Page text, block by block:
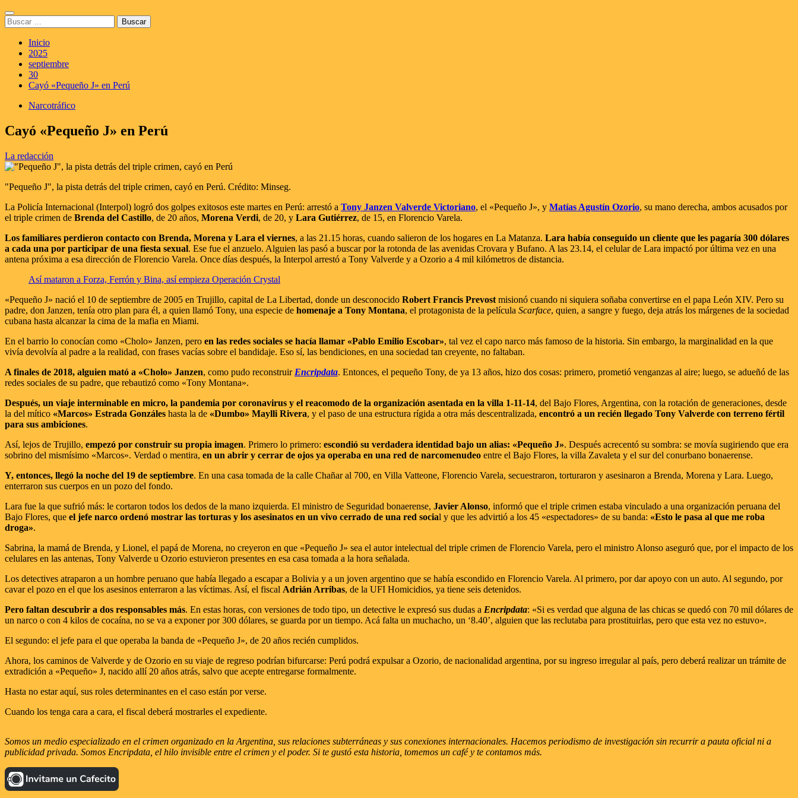
Saltar
al
contenido
Menú
principal
Buscar:
Inicio
2025
septiembre
30
Cayó «Pequeño J» en Perú
Narcotráfico
Cayó «Pequeño J» en Perú
La redacción
"Pequeño J", la pista detrás del triple crimen, cayó en Perú. Crédito: Minseg.
La Policía Internacional (Interpol) logró dos golpes exitosos este martes en Perú: arrestó a Tony Janzen Valverde Victoriano, el «Pequeño J», y Matías Agustín Ozorio, su mano derecha, ambos acusados por
el triple crimen de Brenda del Castillo, de 20 años, Morena Verdi, de 20, y Lara Gutiérrez, de 15, en Florencio Varela.
Los familiares perdieron contacto con Brenda, Morena y Lara el viernes, a las 21.15 horas, cuando salieron de los hogares en La Matanza. Lara había conseguido un cliente que les pagaría 300 dólares
a cada una por participar de una fiesta sexual. Ese fue el anzuelo. Alguien las pasó a buscar por la rotonda de las avenidas Crovara y Bufano. A las 23.14, el celular de Lara impactó por última vez en una
antena próxima a esa dirección de Florencio Varela. Once días después, la Interpol arrestó a Tony Valverde y a Ozorio a 4 mil kilómetros de distancia.
Así mataron a Forza, Ferrón y Bina, así empieza Operación Crystal
«Pequeño J» nació el 10 de septiembre de 2005 en Trujillo, capital de La Libertad, donde un desconocido Robert Francis Prevost misionó cuando ni siquiera soñaba convertirse en el papa León XIV. Pero su
padre, don Janzen, tenía otro plan para él, a quien llamó Tony, una especie de homenaje a Tony Montana, el protagonista de la película Scarface, quien, a sangre y fuego, deja atrás los márgenes de la sociedad
cubana hasta alcanzar la cima de la mafia en Miami.
En el barrio lo conocían como «Cholo» Janzen, pero en las redes sociales se hacía llamar «Pablo Emilio Escobar», tal vez el capo narco más famoso de la historia. Sin embargo, la marginalidad en la que
vivía devolvía al padre a la realidad, con frases vacías sobre el bandidaje. Eso sí, las bendiciones, en una sociedad tan creyente, no faltaban.
A finales de 2018, alguien mató a «Cholo» Janzen, como pudo reconstruir Encripdata. Entonces, el pequeño Tony, de ya 13 años, hizo dos cosas: primero, prometió venganzas al aire; luego, se adueñó de las
redes sociales de su padre, que rebautizó como «Tony Montana».
Después, un viaje interminable en micro, la pandemia por coronavirus y el reacomodo de la organización asentada en la villa 1-11-14, del Bajo Flores, Argentina, con la rotación de generaciones, desde
la del mítico «Marcos» Estrada Gonzáles hasta la de «Dumbo» Maylli Rivera, y el paso de una estructura rígida a otra más descentralizada, encontró a un recién llegado Tony Valverde con terreno fértil
para sus ambiciones.
Así, lejos de Trujillo, empezó por construir su propia imagen. Primero lo primero: escondió su verdadera identidad bajo un alias: «Pequeño J». Después acrecentó su sombra: se movía sugiriendo que era
sobrino del mismísimo «Marcos». Verdad o mentira, en un abrir y cerrar de ojos ya operaba en una red de narcomenudeo entre el Bajo Flores, la villa Zavaleta y el sur del conurbano bonaerense.
Y, entonces, llegó la noche del 19 de septiembre. En una casa tomada de la calle Chañar al 700, en Villa Vatteone, Florencio Varela, secuestraron, torturaron y asesinaron a Brenda, Morena y Lara. Luego,
enterraron sus cuerpos en un pozo del fondo.
Lara fue la que sufrió más: le cortaron todos los dedos de la mano izquierda. El ministro de Seguridad bonaerense, Javier Alonso, informó que el triple crimen estaba vinculado a una organización peruana del
Bajo Flores, que el jefe narco ordenó mostrar las torturas y los asesinatos en un vivo cerrado de una red social y que les advirtió a los 45 «espectadores» de su banda: «Esto le pasa al que me roba
droga».
Sabrina, la mamá de Brenda, y Lionel, el papá de Morena, no creyeron en que «Pequeño J» sea el autor intelectual del triple crimen de Florencio Varela, pero el ministro Alonso aseguró que, por el impacto de los
celulares en las antenas, Tony Valverde u Ozorio estuvieron presentes en esa casa tomada a la hora señalada.
Los detectives atraparon a un hombre peruano que había llegado a escapar a Bolivia y a un joven argentino que se había escondido en Florencio Varela. Al primero, por dar apoyo con un auto. Al segundo, por
cavar el pozo en el que los asesinos enterraron a las víctimas. Así, el fiscal Adrián Arribas, de la UFI Homicidios, ya tiene seis detenidos.
Pero faltan descubrir a dos responsables más. En estas horas, con versiones de todo tipo, un detective le expresó sus dudas a Encripdata: «Si es verdad que alguna de las chicas se quedó con 70 mil dólares de
un narco o con 4 kilos de cocaína, no se va a exponer por 300 dólares, se guarda por un tiempo. Acá falta un muchacho, un ‘8.40’, alguien que las reclutaba para prostituirlas, pero que esta vez no estuvo».
El segundo: el jefe para el que operaba la banda de «Pequeño J», de 20 años recién cumplidos.
Ahora, los caminos de Valverde y de Ozorio en su viaje de regreso podrían bifurcarse: Perú podrá expulsar a Ozorio, de nacionalidad argentina, por su ingreso irregular al país, pero deberá realizar un trámite de
extradición a «Pequeño» J, nacido allí 20 años atrás, salvo que acepte entregarse formalmente.
Hasta no estar aquí, sus roles determinantes en el caso están por verse.
Cuando los tenga cara a cara, el fiscal deberá mostrarles el expediente.
Somos un medio especializado en el crimen organizado en la Argentina, sus relaciones subterráneas y sus conexiones internacionales. Hacemos periodismo de investigación sin recurrir a pauta oficial ni a
publicidad privada. Somos Encripdata, el hilo invisible entre el crimen y el poder. Si te gustó esta historia, tomemos un café y te contamos más.